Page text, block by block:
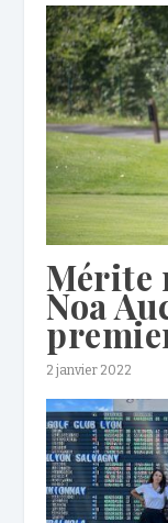
Mérite
Noa
2 janvier 2022